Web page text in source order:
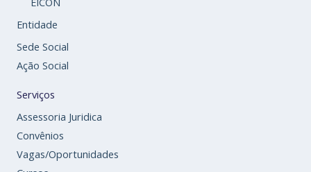
Entidade
Sede Social
Ação Social
Serviços
Assessoria Juridica
Convênios
Vagas/Oportunidades